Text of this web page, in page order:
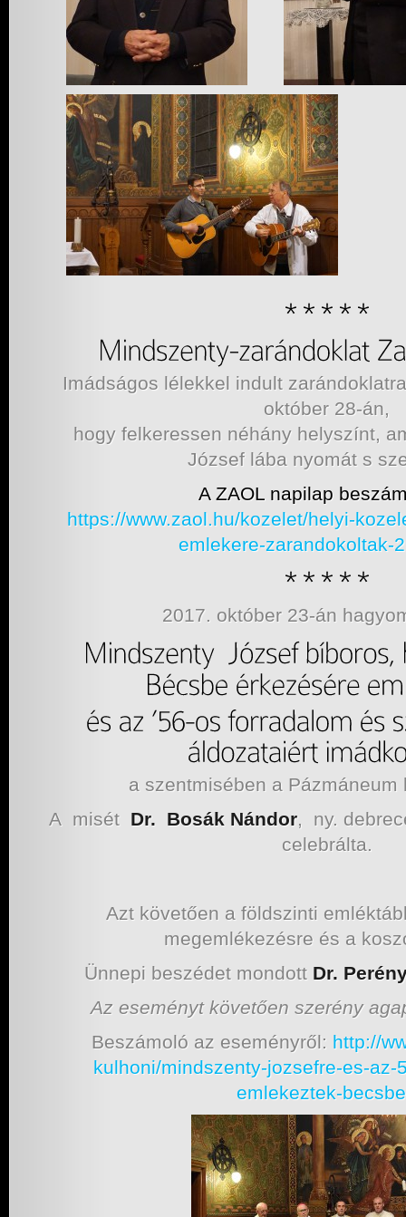
Imádságos lélekkel indult
október 28-án,
hogy felkeressen néhány helyszínt,
József lába nyomát s
A ZAOL napilap
https://www.zaol.hu/kozelet/helyi-
emlekere-zarandokoltak-
2017. október 23-án
a szentmisében a Pázmáneum
A misét Dr. Bosák Nándor, ny.
celebrálta.
Azt követően a földszinti
megemlékezésre és a
Ünnepi beszédet mondott Dr.
Az eseményt követően szerény
Beszámoló az eseményről: http://
kulhoni/mindszenty-jozsefre-es-az-
emlekeztek-